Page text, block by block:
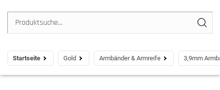
Startseite Gold Armbänder & Armreife 3,9mm